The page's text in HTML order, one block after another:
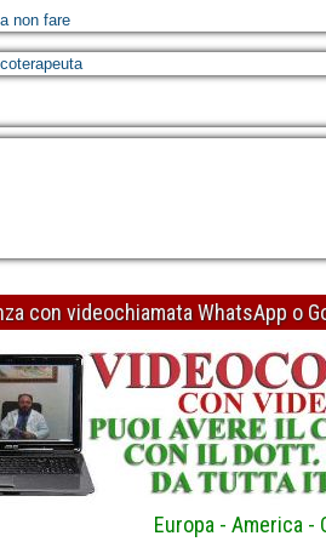
non fare
riconoscendo gli errori di ragionamento
con videochiamata WhatsApp o
Europa - America -